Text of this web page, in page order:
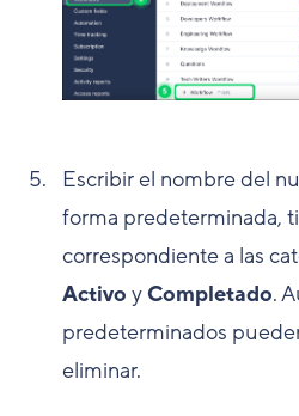
Escribir el nombre del
forma predeterminada,
correspondiente a las
Activo yCompletado.
predeterminados
eliminar.